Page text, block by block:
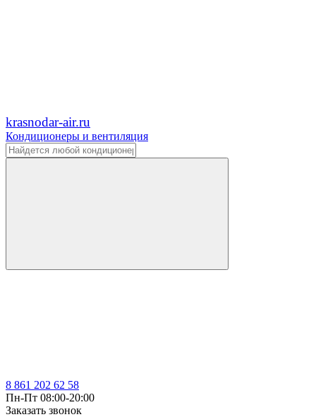
krasnodar-air.ru
Кондиционеры и вентиляция
8 861 202 62 58
Пн-Пт 08:00-20:00
Заказать звонок